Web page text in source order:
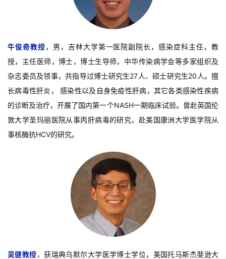
牛俊奇教授，男，吉林大学第一医院副院长，感染症科主任，教
授，主任医师，博士，博士生导师，中华传染病学会等多家组织及
杂志委员及领事，共指导过博士研究生27人、硕士研究生20人。擅
长病毒性肝炎， 感染性以及自身免疫性肝病，其它各类感染性疾病
的诊断及治疗，开展了国内第一个NASH一期临床试验。曾赴英国伦
敦大学圣玛丽医院从事丙肝病毒的研究，赴美国康洲大学医学院从
事核酶抗HCV的研究。
吴健教授，获瑞典乌默尔大学医学博士学位，美国托马斯杰斐逊大